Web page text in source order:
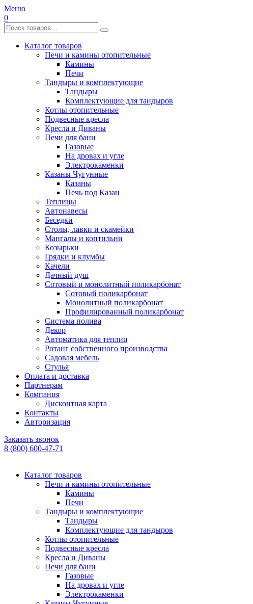
Меню
0
Каталог товаров
Печи и камины отопительные
Камины
Печи
Тандыры и комплектующие
Тандыры
Комплектующие для тандыров
Котлы отопительные
Подвесные кресла
Кресла и Диваны
Печи для бани
Газовые
На дровах и угле
Электрокаменки
Казаны Чугунные
Казаны
Печь под Казан
Теплицы
Автонавесы
Беседки
Столы, лавки и скамейки
Мангалы и коптильни
Козырьки
Грядки и клумбы
Качели
Дачный душ
Сотовый и монолитный поликарбонат
Сотовый поликарбонат
Монолитный поликарбонат
Профилированный поликарбонат
Система полива
Декор
Автоматика для теплиц
Ротанг собственного производства
Садовая мебель
Стулья
Оплата и доставка
Партнерам
Компания
Дисконтная карта
Контакты
Авторизация
Заказать звонок
8 (800) 600-47-71
Каталог товаров
Печи и камины отопительные
Камины
Печи
Тандыры и комплектующие
Тандыры
Комплектующие для тандыров
Котлы отопительные
Подвесные кресла
Кресла и Диваны
Печи для бани
Газовые
На дровах и угле
Электрокаменки